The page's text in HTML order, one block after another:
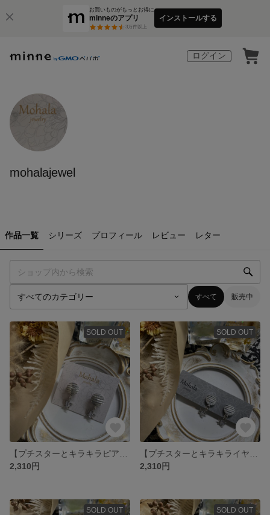
お買いものがもっとお得に
minneのアプリ
3万件以上
インストールする
ログイン
mohalajewel
作品一覧 シリーズ プロフィール レビュー レター
すべて 販売中
SOLD OUT
2,310円
SOLD OUT
2,310円
SOLD OUT SOLD OUT